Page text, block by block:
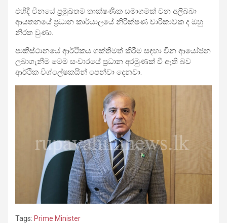
එහිදී චීනයේ ප්‍රමුඛතම තාක්ෂණික සමාගමක් වන අලිබබා
ආයතනයේ ප්‍රධාන කාර්යාලයේ නිරීක්ෂණ චාරිකාවක ද ඔහු
නිරත වුණා.
පාකිස්ථානයේ ආර්ථිකය ශක්තිමත් කිරීම සඳහා චීන ආයෝජන
ලබාගැනීම මෙම සංචාරයේ ප්‍රධාන අරමුණක් වී ඇති බව
ආර්ථික විශ්ලේෂකයින් පෙන්වා දෙනවා.
Tags: Prime Minister